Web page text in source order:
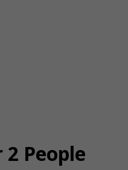
People